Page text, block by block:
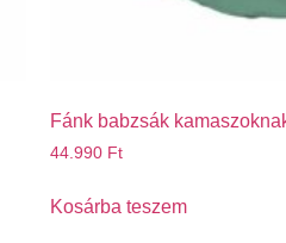
Fánk babzsák
44.990 Ft
Kosárba teszem